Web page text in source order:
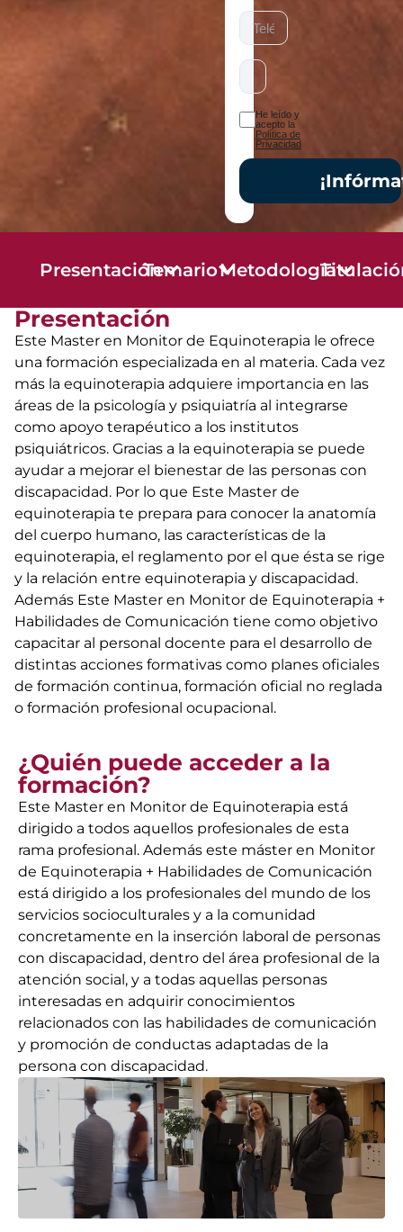
He leído y
acepto la
Política de
Privacidad
PresentaciónTemarioMetodología
Presentación
Este Master en Monitor de Equinoterapia le ofrece
una formación especializada en al materia. Cada vez
más la equinoterapia adquiere importancia en las
áreas de la psicología y psiquiatría al integrarse
como apoyo terapéutico a los institutos
psiquiátricos. Gracias a la equinoterapia se puede
ayudar a mejorar el bienestar de las personas con
discapacidad. Por lo que Este Master de
equinoterapia te prepara para conocer la anatomía
del cuerpo humano, las características de la
equinoterapia, el reglamento por el que ésta se rige
y la relación entre equinoterapia y discapacidad.
Además Este Master en Monitor de Equinoterapia +
Habilidades de Comunicación tiene como objetivo
capacitar al personal docente para el desarrollo de
distintas acciones formativas como planes oficiales
de formación continua, formación oficial no reglada
o formación profesional ocupacional.
¿Quién puede acceder a la
formación?
Este Master en Monitor de Equinoterapia está
dirigido a todos aquellos profesionales de esta
rama profesional. Además este máster en Monitor
de Equinoterapia + Habilidades de Comunicación
está dirigido a los profesionales del mundo de los
servicios socioculturales y a la comunidad
concretamente en la inserción laboral de personas
con discapacidad, dentro del área profesional de la
atención social, y a todas aquellas personas
interesadas en adquirir conocimientos
relacionados con las habilidades de comunicación
y promoción de conductas adaptadas de la
persona con discapacidad.